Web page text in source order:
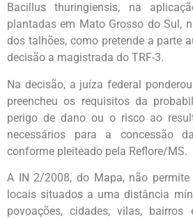
Bacillus thuringiensis, na
plantadas em Mato Grosso do Sul,
dos talhões, como pretende a parte
decisão a magistrada do TRF-3.
Na decisão, a juíza federal
preencheu os requisitos da
perigo de dano ou o risco ao
necessários para a concessão
conforme pleiteado pela Reflore/MS.
A IN 2/2008, do Mapa, não
locais situados a uma distância
povoações, cidades, vilas,